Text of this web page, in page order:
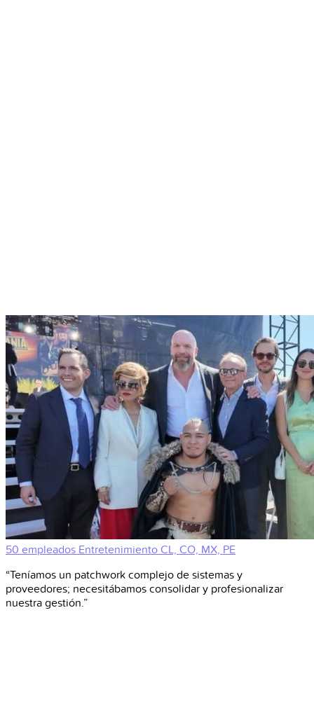
50 empleados Entretenimiento CL, CO, MX, PE
“Teníamos un patchwork complejo de sistemas y
proveedores; necesitábamos consolidar y profesionalizar
nuestra gestión.”